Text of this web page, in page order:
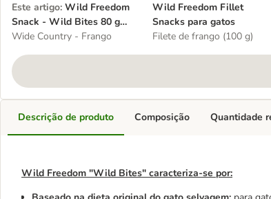
Este artigo: Wild Freedom
Snack - Wild Bites 80 g
(sem cereais)
Wide Country - Frango
Wild Freedom Fillet
Snacks para gatos
Filete de frango (100 g)
Descrição de produto
Wild Freedom "Wild Bites" caracteriza-se por:
Composição Quantidade